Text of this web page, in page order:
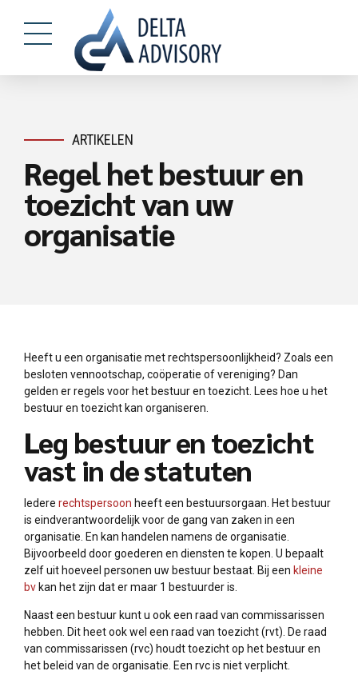
ARTIKELEN
Regel het bestuur en
toezicht van uw
organisatie
Heeft u een organisatie met rechtspersoonlijkheid? Zoals een
besloten vennootschap, coöperatie of vereniging? Dan
gelden er regels voor het bestuur en toezicht. Lees hoe u het
bestuur en toezicht kan organiseren.
Leg bestuur en toezicht
vast in de statuten
Iedere rechtspersoon heeft een bestuursorgaan. Het bestuur
is eindverantwoordelijk voor de gang van zaken in een
organisatie. En kan handelen namens de organisatie.
Bijvoorbeeld door goederen en diensten te kopen. U bepaalt
zelf uit hoeveel personen uw bestuur bestaat. Bij een kleine
bv kan het zijn dat er maar 1 bestuurder is.
Naast een bestuur kunt u ook een raad van commissarissen
hebben. Dit heet ook wel een raad van toezicht (rvt). De raad
van commissarissen (rvc) houdt toezicht op het bestuur en
het beleid van de organisatie. Een rvc is niet verplicht.